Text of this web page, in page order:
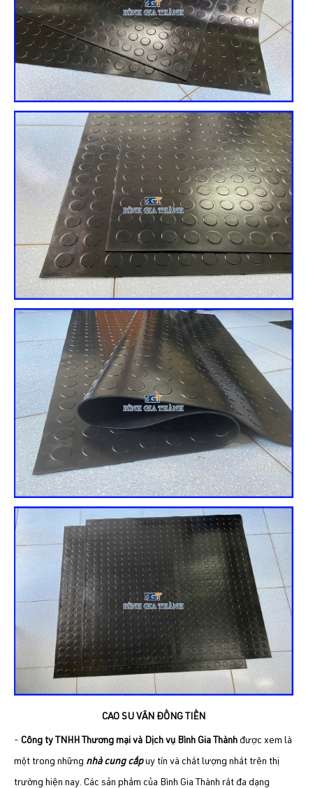
CAO SU VÂN ĐỒNG TIỀN
- Công ty TNHH Thương mại và Dịch vụ Bình Gia Thành được xem là
một trong những nhà cung cấpuy tín và chất lượng nhất trên thị
trường hiện nay. Các sản phẩm của Bình Gia Thành rất đa dạng